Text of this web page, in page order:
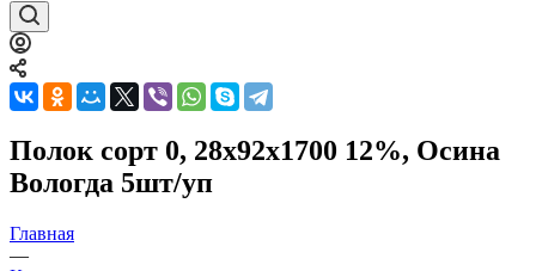
Полок сорт 0, 28x92x1700 12%, Осина
Вологда 5шт/уп
Главная
—